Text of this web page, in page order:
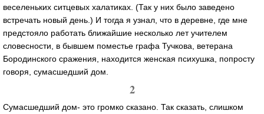
веселеньких ситцевых халатиках. (Так у них было заведено
встречать новый день.) И тогда я узнал, что в деревне, где мне
предстояло работать ближайшие несколько лет учителем
словесности, в бывшем поместье графа Тучкова, ветерана
Бородинского сражения, находится женская психушка, попросту
говоря, сумасшедший дом.
2
Сумасшедший дом- это громко сказано. Так сказать, слишком